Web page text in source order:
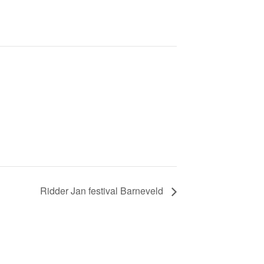
Ridder Jan festival Barneveld